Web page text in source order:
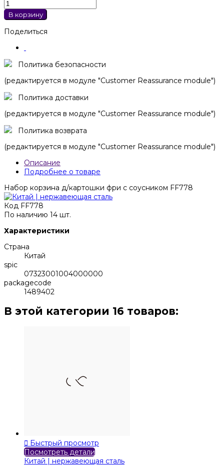
В корзину
Поделиться
Политика безопасности
(редактируется в модуле "Customer Reassurance module")
Политика доставки
(редактируется в модуле "Customer Reassurance module")
Политика возврата
(редактируется в модуле "Customer Reassurance module")
Описание
Подробнее о товаре
Набор корзина д/картошки фри с соусником FF778
Код FF778
По наличию 14 шт.
Характеристики
Страна
Китай
spic
07323001004000000
packagecode
1489402
В этой категории 16 товаров:
 Быстрый просмотр
Посмотреть детали
Китай | нержавеющая сталь